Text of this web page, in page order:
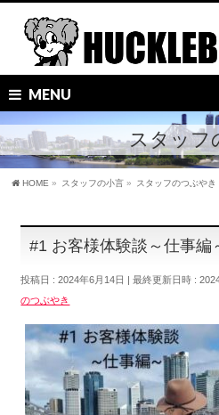
MENU
スタッフ
HOME » スタッフの小言 » スタッフのつぶやき
#1 お客様体験談～仕事編
投稿日 : 2024年6月14日 最終更新日時 :
のつぶやき